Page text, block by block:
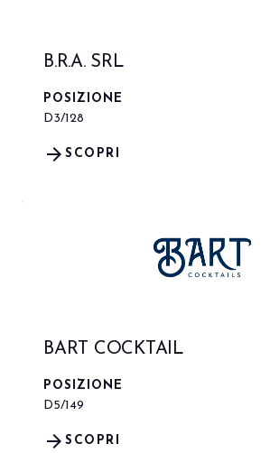
B.R.A. SRL
POSIZIONE
D3/128
SCOPRI
arrow_forward
BART COCKTAIL
POSIZIONE
D5/149
SCOPRI
arrow_forward